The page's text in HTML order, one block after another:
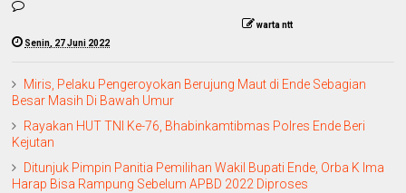
warta ntt
Senin, 27 Juni 2022
Miris, Pelaku Pengeroyokan Berujung Maut di Ende Sebagian
Besar Masih Di Bawah Umur
Rayakan HUT TNI Ke-76, Bhabinkamtibmas Polres Ende Beri
Kejutan
Ditunjuk Pimpin Panitia Pemilihan Wakil Bupati Ende, Orba K Ima
Harap Bisa Rampung Sebelum APBD 2022 Diproses